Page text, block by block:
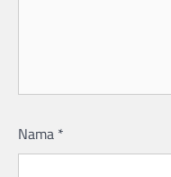
Nama *